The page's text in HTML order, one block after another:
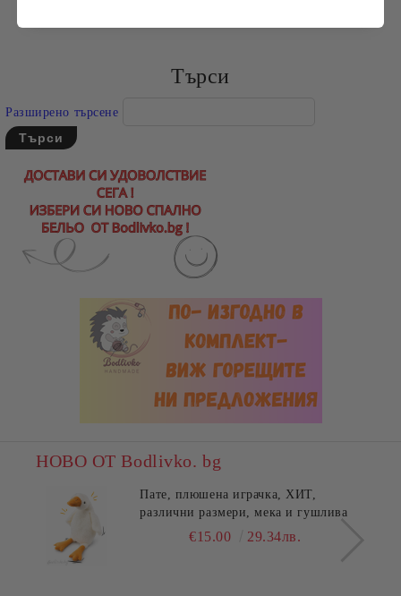
Търси
Разширено търсене
НОВО ОТ Bodlivko. bg
Пате, плюшена играчка, ХИТ,
различни размери, мека и гушлива
€15.00 29.34лв.